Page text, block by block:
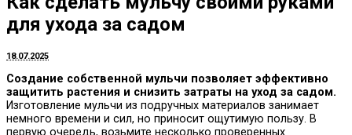
для ухода за садом
18.07.2025
Создание собственной мульчи позволяет эффективно
защитить растения и снизить затраты на уход за садом.
Изготовление мульчи из подручных материалов занимает
немного времени и сил, но приносит ощутимую пользу. В